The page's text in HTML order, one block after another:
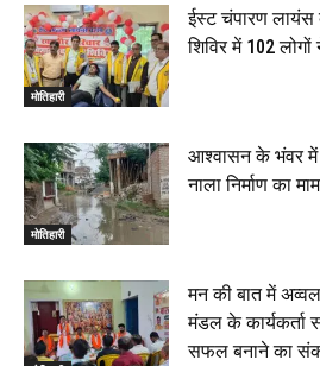
मोतिहारी
ईस्ट चंपारण लायंस
शिविर में 102
मोतिहारी
आश्वासन के भंवर
नाला निर्माण का
मन की बात में
मंडल के कार्यकर्ता
सफल बनाने का